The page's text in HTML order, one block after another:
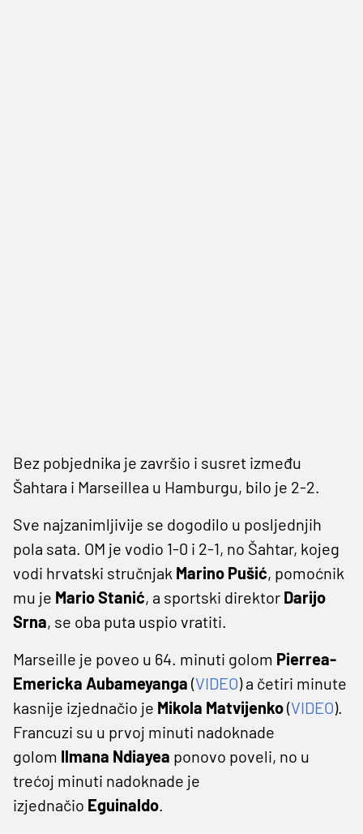
Bez pobjednika je završio i susret između
Šahtara i Marseillea u Hamburgu, bilo je 2-2.
Sve najzanimljivije se dogodilo u posljednjih
pola sata. OM je vodio 1-0 i 2-1, no Šahtar, kojeg
vodi hrvatski stručnjak Marino Pušić, pomoćnik
mu je Mario Stanić, a sportski direktor Darijo
Srna, se oba puta uspio vratiti.
Marseille je poveo u 64. minuti golom Pierrea-
Emericka Aubameyanga (VIDEO) a četiri minute
kasnije izjednačio je Mikola Matvijenko(VIDEO).
Francuzi su u prvoj minuti nadoknade
golom Ilmana Ndiayea ponovo poveli, no u
trećoj minuti nadoknade je
izjednačio Eguinaldo.